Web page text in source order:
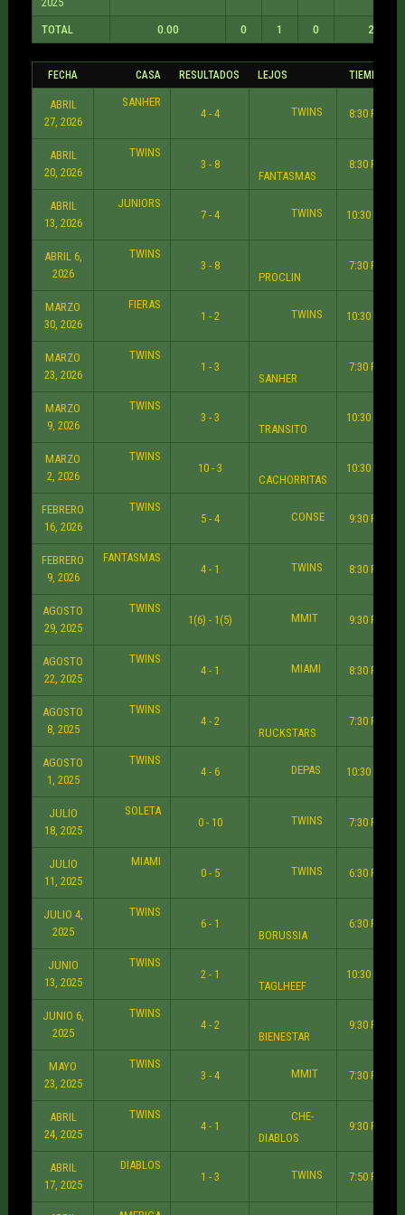
TOTAL 0.00 0 1 0 25
FECHA CASA RESULTADOS LEJOS TIEMPO
ABRIL
27, 2026
SANHER
4 - 4
TWINS 8:30 PM
ABRIL
20, 2026
TWINS
3 - 8
FANTASMAS
8:30 PM
ABRIL
13, 2026
JUNIORS
7 - 4
TWINS 10:30 PM
ABRIL 6,
2026
TWINS
3 - 8
PROCLIN
7:30 PM
MARZO
30, 2026
FIERAS
1 - 2
TWINS 10:30 PM
MARZO
23, 2026
TWINS
1 - 3
SANHER
7:30 PM
MARZO
9, 2026
TWINS
3 - 3
TRANSITO
10:30 PM
MARZO
2, 2026
TWINS
10 - 3
CACHORRITAS
10:30 PM
FEBRERO
16, 2026
TWINS
5 - 4
CONSE 9:30 PM
FEBRERO
9, 2026
FANTASMAS
4 - 1
TWINS 8:30 PM
AGOSTO
29, 2025
TWINS
1(6) - 1(5)
MMIT 9:30 PM
AGOSTO
22, 2025
TWINS
4 - 1
MIAMI 8:30 PM
AGOSTO
8, 2025
TWINS
4 - 2
RUCKSTARS
7:30 PM
AGOSTO
1, 2025
TWINS
4 - 6
DEPAS 10:30 PM
JULIO
18, 2025
SOLETA
0 - 10
TWINS 7:30 PM
JULIO
11, 2025
MIAMI
0 - 5
TWINS 6:30 PM
JULIO 4,
2025
TWINS
6 - 1
BORUSSIA
6:30 PM
JUNIO
13, 2025
TWINS
2 - 1
TAGLHEEF
10:30 PM
JUNIO 6,
2025
TWINS
4 - 2
BIENESTAR
9:30 PM
MAYO
23, 2025
TWINS
3 - 4
MMIT 7:30 PM
ABRIL
24, 2025
TWINS
4 - 1
CHE-
DIABLOS
9:30 PM
ABRIL
17, 2025
DIABLOS
1 - 3
TWINS 7:50 PM